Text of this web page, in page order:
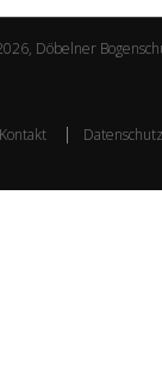
Döbelner
Kontakt Datenschutz